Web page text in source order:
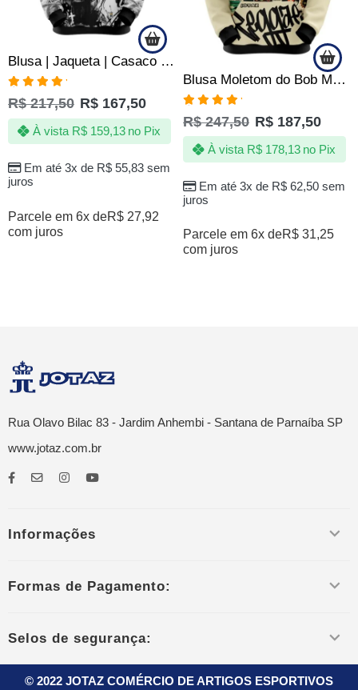
Blusa | Jaqueta | Casaco Two 2 Pac Hip Hop Rap Rapper
Avaliação
5.00de 5
R$217,50 R$ 167,50
Em até 3x de R$55,83sem
juros
À vista R$159,13 no Pix
Parcele em 6x deR$ 27,92
com juros
Blusa Moletom do Bob Marley Reggae Rastafari Jamaica – Lembranças
Avaliação
5.00de 5
R$247,50 R$ 187,50
Em até 3x de R$62,50sem
juros
À vista R$178,13 no Pix
Parcele em 6x deR$ 31,25
com juros
Rua Olavo Bilac 83 - Jardim Anhembi - Santana de Parnaíba SP
www.jotaz.com.br
Informações
Formas de Pagamento:
Selos de segurança:
© 2022 JOTAZ COMÉRCIO DE ARTIGOS ESPORTIVOS